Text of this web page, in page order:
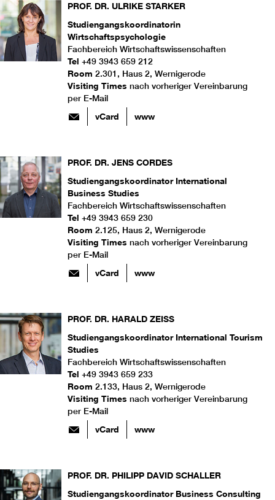
PROF. DR. ULRIKE STARKER
Studiengangskoordinatorin
Wirtschaftspsychologie
Fachbereich Wirtschaftswissenschaften
Tel +49 3943 659 212
Room 2.301, Haus 2, Wernigerode
Visiting Times nach vorheriger Vereinbarung
per E-Mail
vCard www
PROF. DR. JENS CORDES
Studiengangskoordinator International
Business Studies
Fachbereich Wirtschaftswissenschaften
Tel +49 3943 659 230
Room 2.125, Haus 2, Wernigerode
Visiting Times nach vorheriger Vereinbarung
per E-Mail
vCard www
PROF. DR. HARALD ZEISS
Studiengangskoordinator International Tourism
Studies
Fachbereich Wirtschaftswissenschaften
Tel +49 3943 659 233
Room 2.133, Haus 2, Wernigerode
Visiting Times nach vorheriger Vereinbarung
per E-Mail
vCard www
PROF. DR. PHILIPP DAVID SCHALLER
Studiengangskoordinator Business Consulting